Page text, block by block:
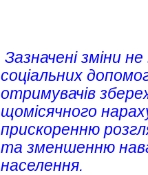
Зазначені зміни
соціальних
отримувачів
щомісячного
прискоренню
та зменшенню
населення.